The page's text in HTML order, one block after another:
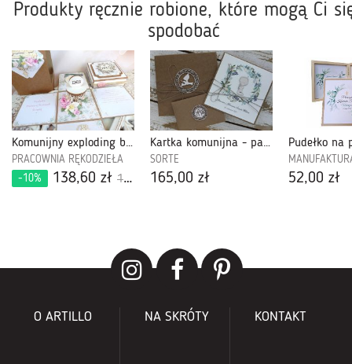
Produkty ręcznie robione, które mogą Ci
spodobać
Komunijny exploding box 647
PRACOWNIA RĘKODZIEŁA
-10%
138,60 zł 154,00 zł
Kartka komunijna - pamiątka komunii Z2
SORTE
165,00 zł 52,00 zł
O ARTILLO NA SKRÓTY KONTAKT